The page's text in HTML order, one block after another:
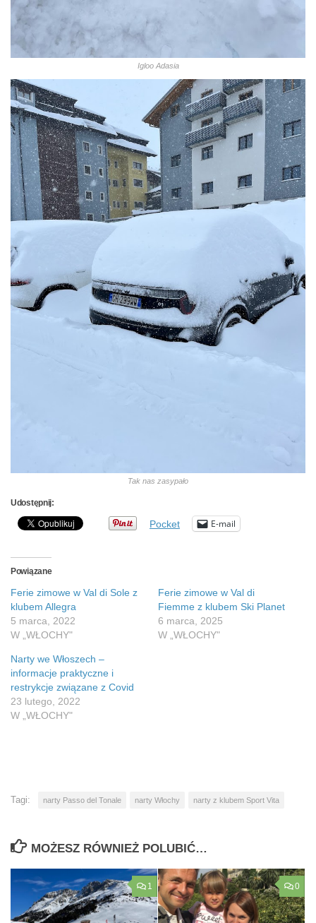
Igloo Adasia
Tak nas zasypało
Udostępnij:
Pocket E-mail
Powiązane
Ferie zimowe w Val di Sole z
klubem Allegra
5 marca, 2022
W „WŁOCHY"
Ferie zimowe w Val di
Fiemme z klubem Ski Planet
6 marca, 2025
W „WŁOCHY"
Narty we Włoszech –
informacje praktyczne i
restrykcje związane z Covid
23 lutego, 2022
W „WŁOCHY"
Tagi: narty Passo del Tonale narty Włochy narty z klubem Sport Vita
MOŻESZ RÓWNIEŻ POLUBIĆ…
1 0